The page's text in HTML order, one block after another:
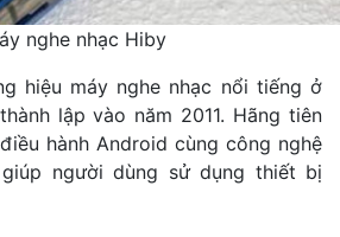
nghe nhạc Hiby
hiệu máy nghe nhạc nổi tiếng ở
lập vào năm 2011. Hãng tiên
hành Android cùng công nghệ
người dùng sử dụng thiết bị